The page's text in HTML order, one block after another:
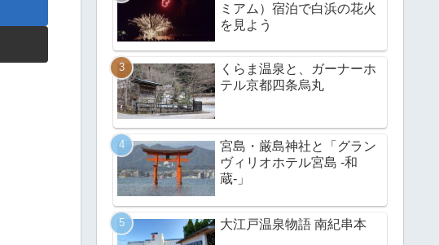
ミアム）宿泊で白浜の花火
を見よう
くらま温泉と、ガーナーホ
テル京都四条烏丸
宮島・厳島神社と「グラン
ヴィリオホテル宮島 -和
蔵-」
大江戸温泉物語 南紀串本